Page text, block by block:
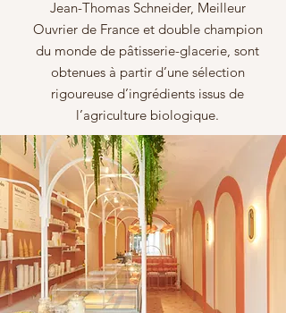
Jean-Thomas Schneider, Meilleur
Ouvrier de France et double champion
du monde de pâtisserie-glacerie, sont
obtenues à partir d’une sélection
rigoureuse d’ingrédients issus de
l’agriculture biologique.